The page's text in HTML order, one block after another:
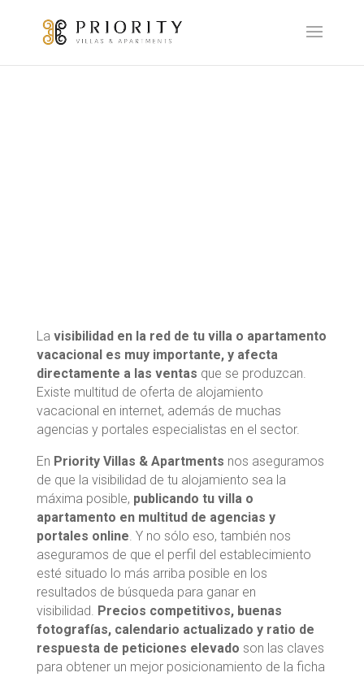
La visibilidad en la red de tu villa o apartamento
vacacional es muy importante, y afecta
directamente a las ventas que se produzcan.
Existe multitud de oferta de alojamiento
vacacional en internet, además de muchas
agencias y portales especialistas en el sector.
En Priority Villas & Apartments nos aseguramos
de que la visibilidad de tu alojamiento sea la
máxima posible, publicando tu villa o
apartamento en multitud de agencias y
portales online. Y no sólo eso, también nos
aseguramos de que el perfil del establecimiento
esté situado lo más arriba posible en los
resultados de búsqueda para ganar en
visibilidad. Precios competitivos, buenas
fotografías, calendario actualizado y ratio de
respuesta de peticiones elevado son las claves
para obtener un mejor posicionamiento de la ficha